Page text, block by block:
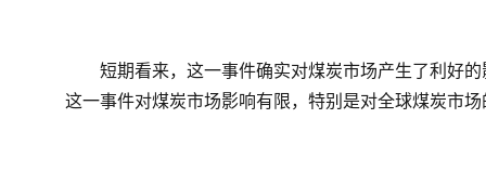
短期看来，这一事件确实对煤炭市场产生了利好的
这一事件对煤炭市场影响有限，特别是对全球煤炭市